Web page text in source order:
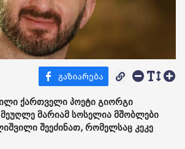
ქართველი პოეტი გიორგი
მეუღლე მარიამ სოსელია მშობლები
შეეძინათ, რომელსაც კეკე